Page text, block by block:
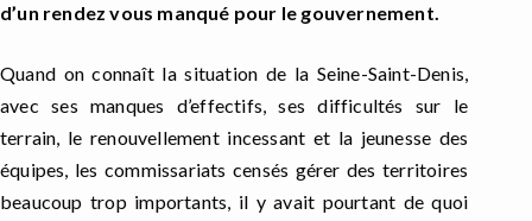
d’un rendez vous manqué pour le gouvernement.
Quand on connaît la situation de la Seine-Saint-Denis,
avec ses manques d’effectifs, ses difficultés sur le
terrain, le renouvellement incessant et la jeunesse des
équipes, les commissariats censés gérer des territoires
beaucoup trop importants, il y avait pourtant de quoi